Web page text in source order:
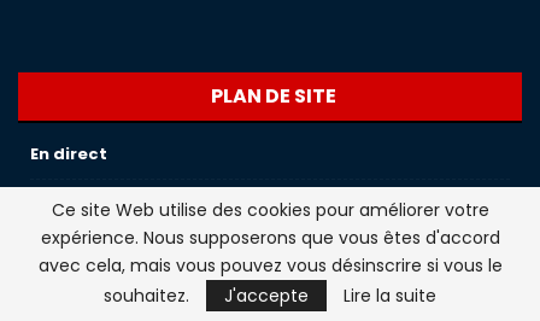
PLAN DE SITE
En direct
Maghreb
International
Ce site Web utilise des cookies pour améliorer votre
expérience. Nous supposerons que vous êtes d'accord
avec cela, mais vous pouvez vous désinscrire si vous le
souhaitez.
J'accepte Lire la suite